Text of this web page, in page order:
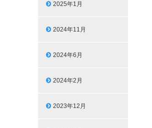
2025年1月
2024年11月
2024年6月
2024年2月
2023年12月